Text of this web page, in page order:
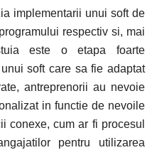
implementarii unui soft de
respectiv si, mai
este o etapa foarte
soft care sa fie adaptat
antreprenorii au nevoie
in functie de nevoile
conexe, cum ar fi procesul
pentru utilizarea